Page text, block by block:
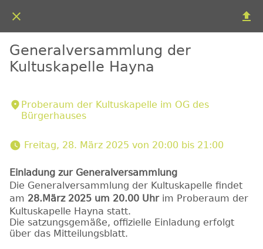
Generalversammlung der
Kultuskapelle Hayna
Proberaum der Kultuskapelle im OG des
Bürgerhauses
Freitag, 28. März 2025 von 20:00 bis 21:00
Einladung zur Generalversammlung
Die Generalversammlung der Kultuskapelle findet
am 28.März 2025 um 20.00 Uhrim Proberaum der
Kultuskapelle Hayna statt.
Die satzungsgemäße, offizielle Einladung erfolgt
über das Mitteilungsblatt.